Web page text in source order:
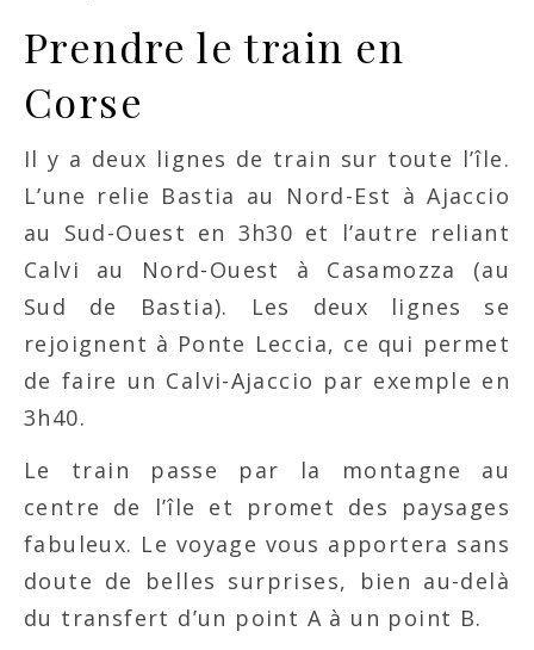
Prendre le train en
Corse
Il y a deux lignes de train sur toute l’île.
L’une relie Bastia au Nord-Est à Ajaccio
au Sud-Ouest en 3h30 et l’autre reliant
Calvi au Nord-Ouest à Casamozza (au
Sud de Bastia). Les deux lignes se
rejoignent à Ponte Leccia, ce qui permet
de faire un Calvi-Ajaccio par exemple en
3h40.
Le train passe par la montagne au
centre de l’île et promet des paysages
fabuleux. Le voyage vous apportera sans
doute de belles surprises, bien au-delà
du transfert d’un point A à un point B.